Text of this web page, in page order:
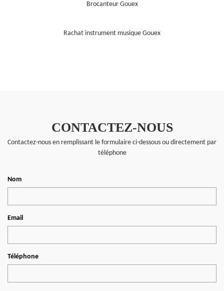
Brocanteur Gouex
Rachat instrument musique Gouex
CONTACTEZ-NOUS
Contactez-nous en remplissant le formulaire ci-dessous ou directement par
téléphone
Nom
Email
Téléphone